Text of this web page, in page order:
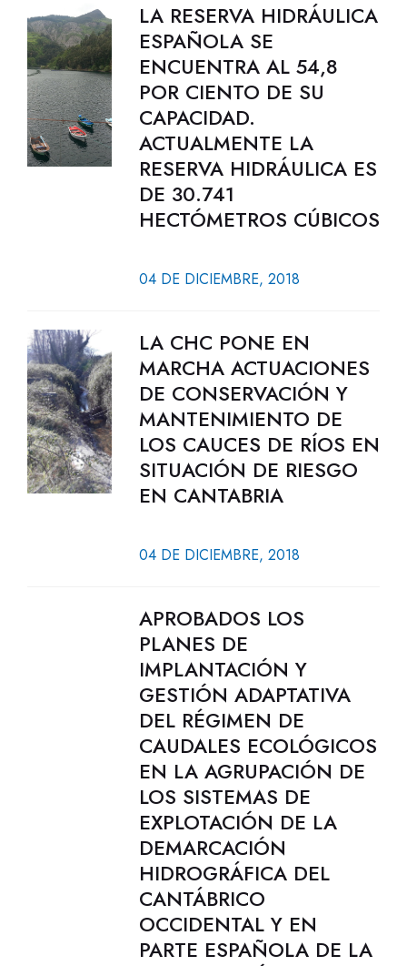
LA RESERVA HIDRÁULICA
ESPAÑOLA SE
ENCUENTRA AL 54,8
POR CIENTO DE SU
CAPACIDAD.
ACTUALMENTE LA
RESERVA HIDRÁULICA ES
DE 30.741
HECTÓMETROS CÚBICOS
04 DE DICIEMBRE, 2018
LA CHC PONE EN
MARCHA ACTUACIONES
DE CONSERVACIÓN Y
MANTENIMIENTO DE
LOS CAUCES DE RÍOS EN
SITUACIÓN DE RIESGO
EN CANTABRIA
04 DE DICIEMBRE, 2018
APROBADOS LOS
PLANES DE
IMPLANTACIÓN Y
GESTIÓN ADAPTATIVA
DEL RÉGIMEN DE
CAUDALES ECOLÓGICOS
EN LA AGRUPACIÓN DE
LOS SISTEMAS DE
EXPLOTACIÓN DE LA
DEMARCACIÓN
HIDROGRÁFICA DEL
CANTÁBRICO
OCCIDENTAL Y EN
PARTE ESPAÑOLA DE LA